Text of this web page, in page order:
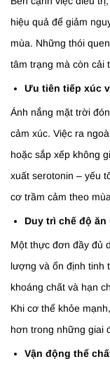
hiệu quả để giảm
mùa. Những thói
tâm trạng mà còn cải
Ưu tiên tiếp xúc
Ánh nắng mặt trời
cảm xúc. Việc ra
hoặc sắp xếp không
xuất serotonin – yếu
cơ trầm cảm theo
Duy trì chế độ
Một thực đơn đầy đủ
lượng và ổn định tinh
khoáng chất và hạn
Khi cơ thể khỏe
hơn trong những giai
Vận động thể